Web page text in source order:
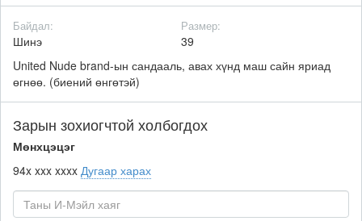
Байдал:
Шинэ
Размер:
39
United Nude brand-ын сандааль, авах хүнд маш сайн яриад
өгнөө. (биений өнгөтэй)
Зарын зохиогчтой холбогдох
Мөнхцэцэг
94x xxx xxxx Дугаар харах